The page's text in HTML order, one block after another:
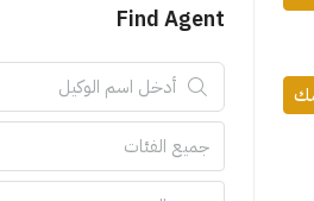
Find Agent
جميع الفئات